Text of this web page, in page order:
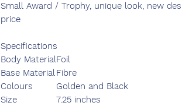
Small Award / Trophy, unique look, new
price
Specifications
Body MaterialFoil
Base MaterialFibre
Colours
Golden and Black
Size
7.25 inches